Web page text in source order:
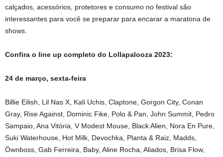
calçados, acessórios, protetores e consumo no festival são
interessantes para você se preparar para encarar a maratona de
shows.
Confira o line up completo do Lollapalooza 2023:
24 de março, sexta-feira
Billie Eilish, Lil Nas X, Kali Uchis, Claptone, Gorgon City, Conan
Gray, Rise Against, Dominic Fike, Polo & Pan, John Summit, Pedro
Sampaio, Ana Vitória, V Modest Mouse, Black Alien, Nora En Pure,
Suki Waterhouse, Hot Milk, Devochka, Planta & Raiz, Madds,
Öwnboss, Gab Ferreira, Baby, Aline Rocha, Aliados, Brisa Flow,